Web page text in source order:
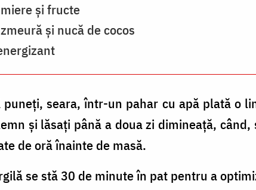
și fructe
și nucă de cocos
puneți, seara, într-un pahar cu apă plată o
și lăsați până a doua zi dimineață,
de oră înainte de masă.
se stă 30 de minute în pat pentru a